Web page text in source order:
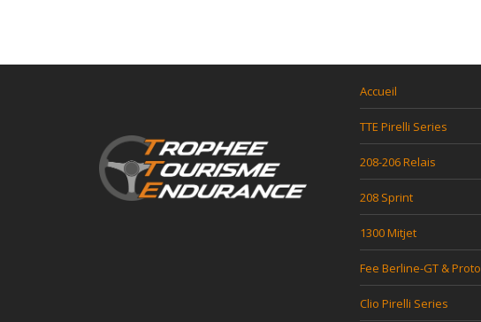
Accueil
TTE Pirelli Series
208-206 Relais
208 Sprint
1300 Mitjet
Fee Berline-GT & Proto
Clio Pirelli Series